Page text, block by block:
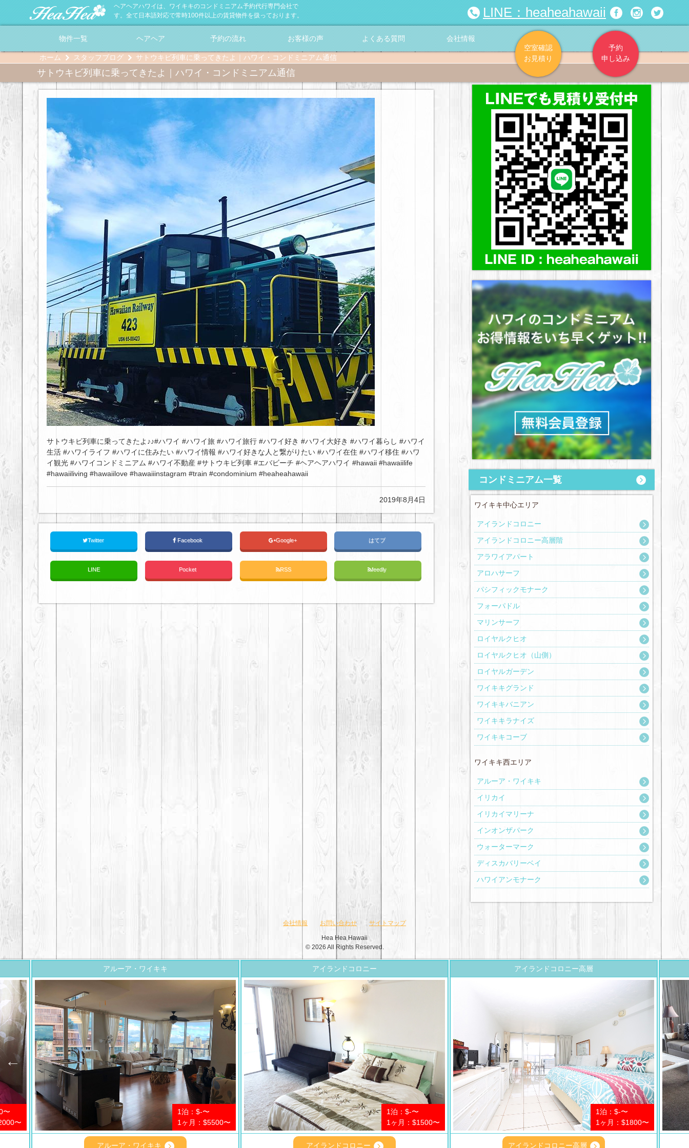
LINE：heaheahawaii
ヘアヘアハワイは、ワイキキのコンドミニアム予約代行専門会社で
す。全て日本語対応で常時100件以上の賃貸物件を扱っております。
物件一覧 ヘアヘア 予約の流れ お客様の声 よくある質問
会社情報
空室確認
お見積り
予約
申し込み
ホーム スタッフブログ サトウキビ列車に乗ってきたよ｜ハワイ・コンドミニアム通信
サトウキビ列車に乗ってきたよ｜ハワイ・コンドミニアム通信
サトウキビ列車に乗ってきたよ♪♪#ハワイ #ハワイ旅 #ハワイ旅行 #ハワイ好き #ハワイ大好き #ハワイ暮らし #ハワイ
生活 #ハワイライフ #ハワイに住みたい #ハワイ情報 #ハワイ好きな人と繋がりたい #ハワイ在住 #ハワイ移住 #ハワ
イ観光 #ハワイコンドミニアム #ハワイ不動産 #サトウキビ列車 #エバビーチ #ヘアヘアハワイ #hawaii #hawaiilife
#hawaiiliving #hawaiilove #hawaiiinstagram #train #condominium #heaheahawaii
2019年8月4日
Twitter Facebook Google+ はてブ
LINE Pocket RSS feedly
コンドミニアム一覧
ワイキキ中心エリア
アイランドコロニー
アイランドコロニー高層階
アラワイアパート
アロハサーフ
パシフィックモナーク
フォーパドル
マリンサーフ
ロイヤルクヒオ
ロイヤルクヒオ（山側）
ロイヤルガーデン
ワイキキグランド
ワイキキバニアン
ワイキキラナイズ
ワイキキコーブ
ワイキキ西エリア
アルーア・ワイキキ
イリカイ
イリカイマリーナ
インオンザパーク
ウォーターマーク
ディスカバリーベイ
ハワイアンモナーク
会社情報 お問い合わせ サイトマップ
Hea Hea Hawaii
© 2026 All Rights Reserved.
〜
〜
アルーア・ワイキキ
1泊：$-〜
1ヶ月：$5500〜
アルーア・ワイキキ
アイランドコロニー
1泊：$-〜
1ヶ月：$1500〜
アイランドコロニー
アイランドコロニー高層
1泊：$-〜
1ヶ月：$1800〜
アイランドコロニー高層